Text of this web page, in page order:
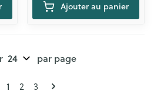
Ajouter au panier
Pages
Vous lisez actuellement la page
1 Page
2 Page
3
par page